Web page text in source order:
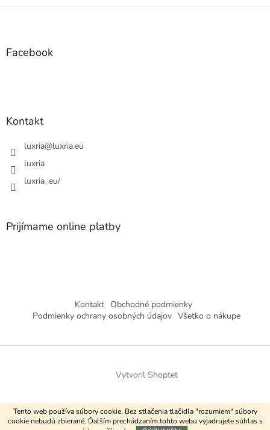
Tento web používa súbory cookie. Bez stlačenia tlačidla "rozumiem" súbory
cookie nebudú zbierané. Ďalším prechádzaním tohto webu vyjadrujete súhlas s
Z
Facebook
Kontakt
luxria@luxria.eu
luxria
luxria_eu/
Prijímame online platby
Kontakt Obchodné podmienky
Podmienky ochrany osobných údajov Všetko o nákupe
Vytvoril Shoptet
Copyright 2026Luxria. Všetky práva vyhradené.